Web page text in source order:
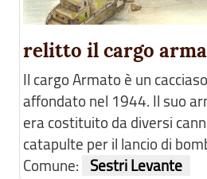
relitto il cargo
Il cargo Armato è un
affondato nel 1944. Il suo
era costituito da diversi
catapulte per il lancio di
Comune:
Sestri Levante